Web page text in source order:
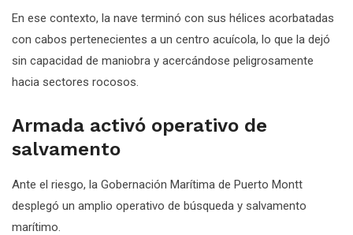
En ese contexto, la nave terminó con sus hélices acorbatadas
con cabos pertenecientes a un centro acuícola, lo que la dejó
sin capacidad de maniobra y acercándose peligrosamente
hacia sectores rocosos.
Armada activó operativo de
salvamento
Ante el riesgo, la Gobernación Marítima de Puerto Montt
desplegó un amplio operativo de búsqueda y salvamento
marítimo.